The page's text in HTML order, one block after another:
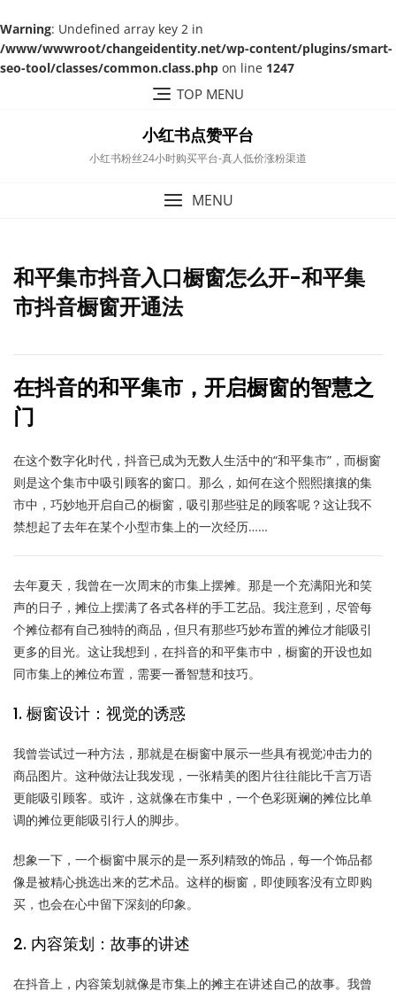
Warning: Undefined array key 2 in
/www/wwwroot/changeidentity.net/wp-content/plugins/smart-
seo-tool/classes/common.class.php on line 1247
TOP MENU
小红书点赞平台
小红书粉丝24小时购买平台-真人低价涨粉渠道
MENU
和平集市抖音入口橱窗怎么开-和平集
市抖音橱窗开通法
在抖音的和平集市，开启橱窗的智慧之
门
在这个数字化时代，抖音已成为无数人生活中的“和平集市”，而橱窗
则是这个集市中吸引顾客的窗口。那么，如何在这个熙熙攘攘的集
市中，巧妙地开启自己的橱窗，吸引那些驻足的顾客呢？这让我不
禁想起了去年在某个小型市集上的一次经历……
去年夏天，我曾在一次周末的市集上摆摊。那是一个充满阳光和笑
声的日子，摊位上摆满了各式各样的手工艺品。我注意到，尽管每
个摊位都有自己独特的商品，但只有那些巧妙布置的摊位才能吸引
更多的目光。这让我想到，在抖音的和平集市中，橱窗的开设也如
同市集上的摊位布置，需要一番智慧和技巧。
1. 橱窗设计：视觉的诱惑
我曾尝试过一种方法，那就是在橱窗中展示一些具有视觉冲击力的
商品图片。这种做法让我发现，一张精美的图片往往能比千言万语
更能吸引顾客。或许，这就像在市集中，一个色彩斑斓的摊位比单
调的摊位更能吸引行人的脚步。
想象一下，一个橱窗中展示的是一系列精致的饰品，每一个饰品都
像是被精心挑选出来的艺术品。这样的橱窗，即使顾客没有立即购
买，也会在心中留下深刻的印象。
2. 内容策划：故事的讲述
在抖音上，内容策划就像是市集上的摊主在讲述自己的故事。我曾